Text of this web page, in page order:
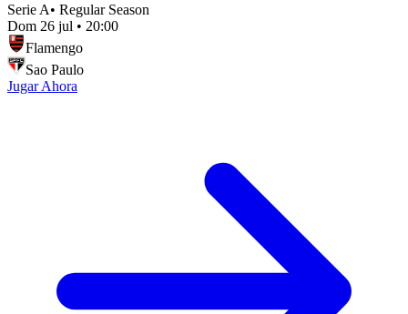
Serie A• Regular Season
Dom 26 jul • 20:00
Flamengo
Sao Paulo
Jugar Ahora